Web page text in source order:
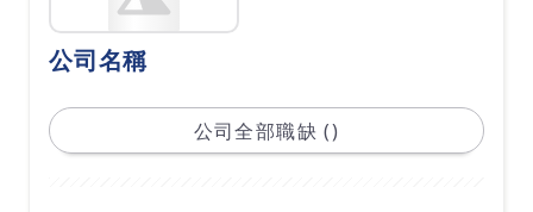
公司名稱
公司全部職缺 ()